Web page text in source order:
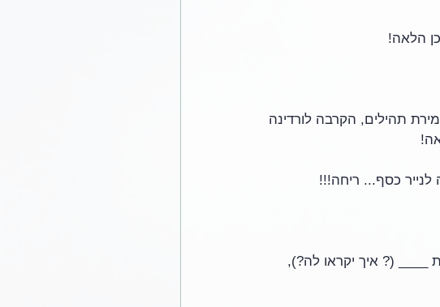
הלאה!
תהילים, הקרבה לורדינה
____ (? איך יקראו לה?),